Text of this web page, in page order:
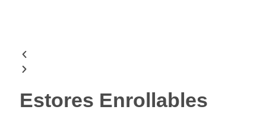
Estores Enrollables